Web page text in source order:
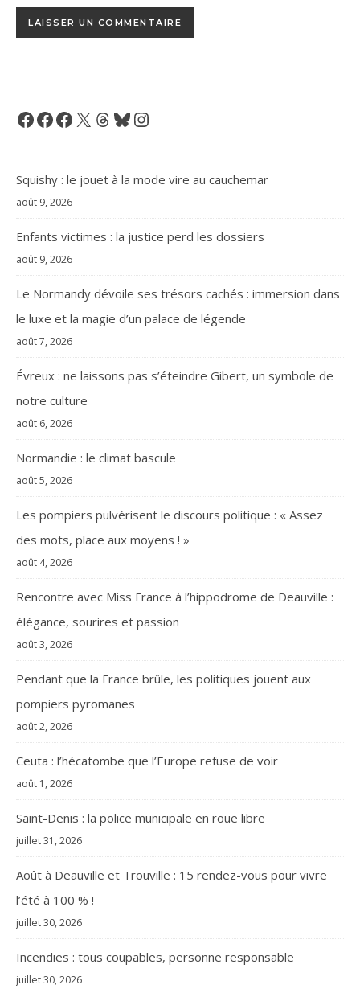
Facebook
Facebook
Facebook
X Threads
BlueskyInstagram
Squishy : le jouet à la mode vire au cauchemar
août 9, 2026
Enfants victimes : la justice perd les dossiers
août 9, 2026
Le Normandy dévoile ses trésors cachés : immersion dans
le luxe et la magie d’un palace de légende
août 7, 2026
Évreux : ne laissons pas s’éteindre Gibert, un symbole de
notre culture
août 6, 2026
Normandie : le climat bascule
août 5, 2026
Les pompiers pulvérisent le discours politique : « Assez
des mots, place aux moyens ! »
août 4, 2026
Rencontre avec Miss France à l’hippodrome de Deauville :
élégance, sourires et passion
août 3, 2026
Pendant que la France brûle, les politiques jouent aux
pompiers pyromanes
août 2, 2026
Ceuta : l’hécatombe que l’Europe refuse de voir
août 1, 2026
Saint-Denis : la police municipale en roue libre
juillet 31, 2026
Août à Deauville et Trouville : 15 rendez-vous pour vivre
l’été à 100 % !
juillet 30, 2026
Incendies : tous coupables, personne responsable
juillet 30, 2026